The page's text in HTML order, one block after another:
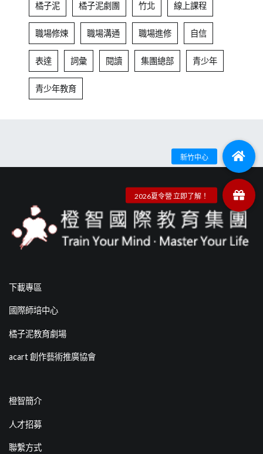
橘子泥 橘子泥劇團 竹北 線上課程
職場修煉 職場溝通 職場進修 自信
表達 詞彙 閱讀 集團總部 青少年
青少年教育
下載專區
國際師培中心
橘子泥教育劇場
acart 創作藝術推廣協會
橙智簡介
人才招募
聯繫方式